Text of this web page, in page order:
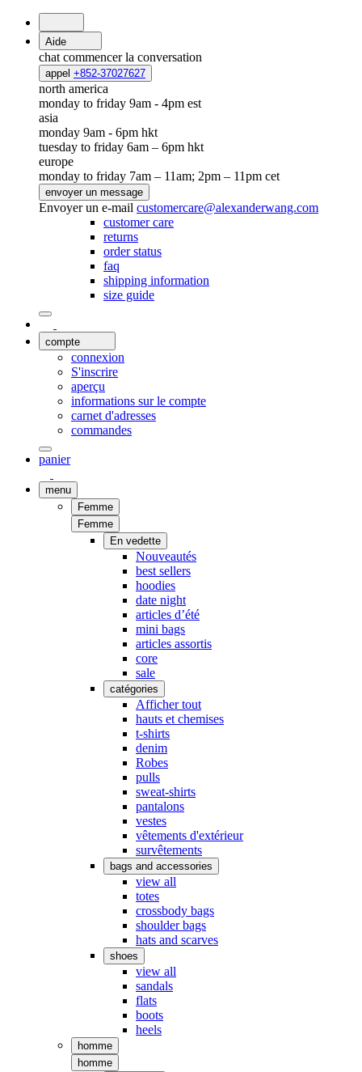
Aide
chat commencer la conversation
appel +852-37027627
north america
monday to friday 9am - 4pm est
asia
monday 9am - 6pm hkt
tuesday to friday 6am – 6pm hkt
europe
monday to friday 7am – 11am; 2pm – 11pm cet
envoyer un message
Envoyer un e-mail customercare@alexanderwang.com
customer care
returns
order status
faq
shipping information
size guide
compte
connexion
S'inscrire
aperçu
informations sur le compte
carnet d'adresses
commandes
panier
menu
Femme
Femme
En vedette
Nouveautés
best sellers
hoodies
date night
articles d’été
mini bags
articles assortis
core
sale
catégories
Afficher tout
hauts et chemises
t-shirts
denim
Robes
pulls
sweat-shirts
pantalons
vestes
vêtements d'extérieur
survêtements
bags and accessories
view all
totes
crossbody bags
shoulder bags
hats and scarves
shoes
view all
sandals
flats
boots
heels
homme
homme